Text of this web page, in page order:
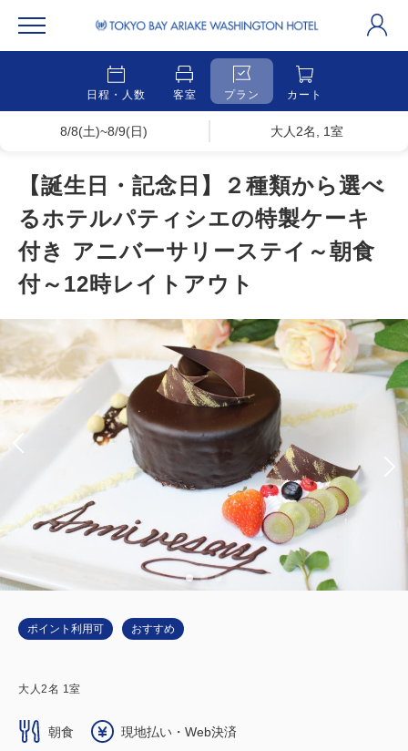
日程・人数 客室 プラン カート
8/8(土)~8/9(日) 大人2名, 1室
【誕生日・記念日】２種類から選べ
るホテルパティシエの特製ケーキ
付き アニバーサリーステイ～朝食
付～12時レイトアウト
ポイント利用可 おすすめ
大人2名 1室
朝食 現地払い・Web決済